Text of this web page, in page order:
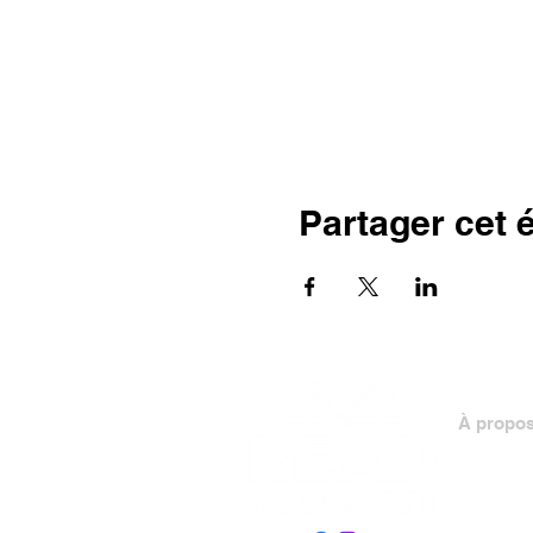
Partager cet
À